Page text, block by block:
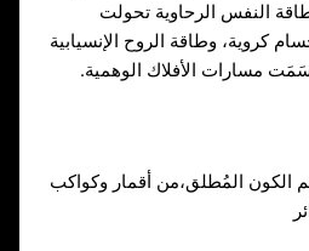
النفس الرحاوية تحولت
كروية، وطاقة الروح الإنسيابية
مسارات الأفلاك الوهمية.
المُطلق،من أقمار وكواكب